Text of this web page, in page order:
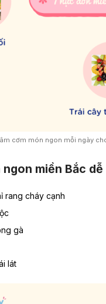
cơm món ngon mỗi ngày
miền Bắc
rang cháy cạnh
gà
lát